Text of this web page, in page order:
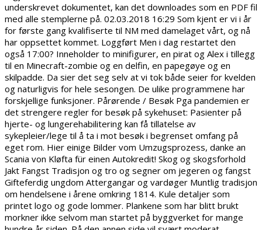
underskrevet dokumentet, kan det downloades som en PDF fil
med alle stemplerne på. 02.03.2018 16:29 Som kjent er vi i år
for første gang kvalifiserte til NM med damelaget vårt, og nå
har oppsettet kommet. Loggført Men i dag restartet den
også 17:00? Inneholder to minifigurer, en pirat og Alex i tillegg
til en Minecraft-zombie og en delfin, en papegøye og en
skilpadde. Da sier det seg selv at vi tok både seier for kvelden
og naturligvis for hele sesongen. De ulike programmene har
forskjellige funksjoner. Pårørende / Besøk Pga pandemien er
det strengere regler for besøk på sykehuset: Pasienter på
hjerte- og lungerehabilitering kan få tillatelse av
sykepleier/lege til å ta i mot besøk i begrenset omfang på
eget rom. Hier einige Bilder vom Umzugsprozess, danke an
Scania von Kløfta für einen Autokredit! Skog og skogsforhold
Jakt Fangst Tradisjon og tro og segner om jegeren og fangst
Gifteferdig ungdom Attergangar og vardøger Muntlig tradisjon
om hendelsene i årene omkring 1814. Kule detaljer som
printet logo og gode lommer. Plankene som har blitt brukt
morkner ikke selvom man startet på byggverket for mange